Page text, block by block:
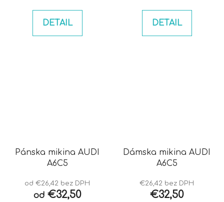
DETAIL DETAIL
Pánska mikina AUDI
A6C5
od €26,42 bez DPH
od€32,50
Dámska mikina AUDI
A6C5
€26,42 bez DPH
€32,50